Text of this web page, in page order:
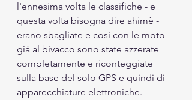
l'ennesima volta le classifiche - e
questa volta bisogna dire ahimè -
erano sbagliate e così con le moto
già al bivacco sono state azzerate
completamente e riconteggiate
sulla base del solo GPS e quindi di
apparecchiature elettroniche.